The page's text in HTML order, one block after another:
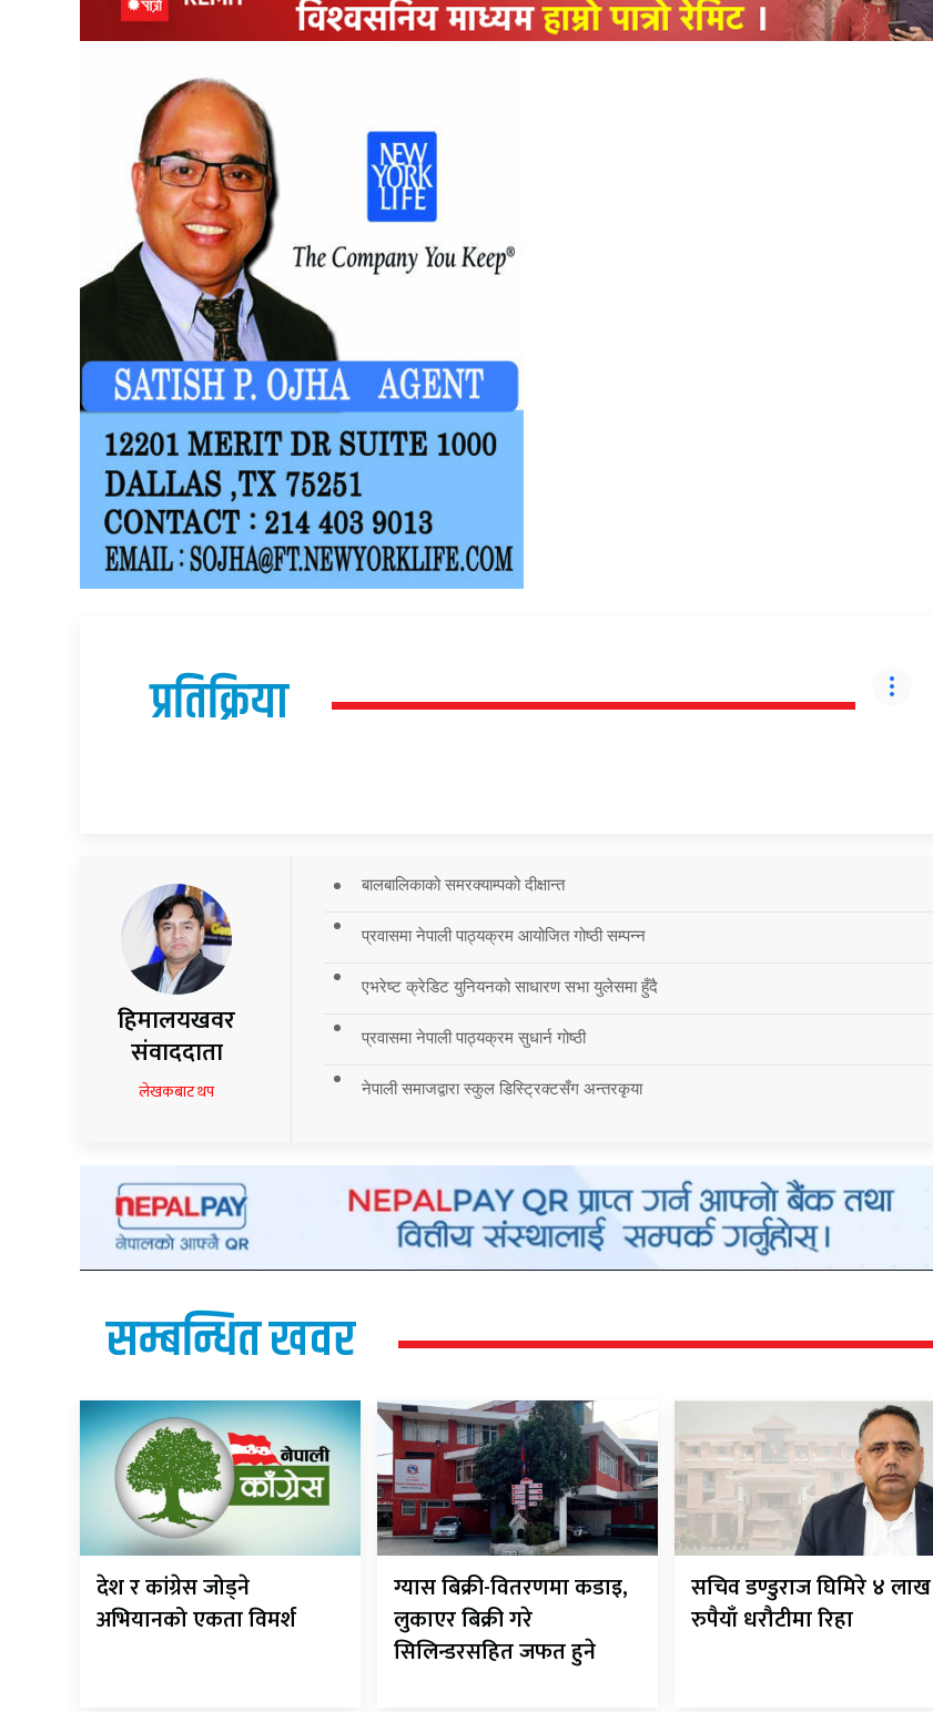
प्रतिक्रिया
हिमालयखवर
संवाददाता
लेखकबाट थप
बालबालिकाको समरक्याम्पको दीक्षान्त
प्रवासमा नेपाली पाठ्यक्रम आयोजित गोष्ठी सम्पन्न
एभरेष्ट क्रेडिट युनियनको साधारण सभा युलेसमा हुँदै
प्रवासमा नेपाली पाठ्यक्रम सुधार्न गोष्ठी
नेपाली समाजद्वारा स्कुल डिस्ट्रिक्टसँग अन्तरकृया
सम्बन्धित खवर
देश र कांग्रेस जोड्ने
अभियानको एकता विमर्श
ग्यास बिक्री-वितरणमा कडाइ,
लुकाएर बिक्री गरे
सिलिन्डरसहित जफत हुने
सचिव डण्डुराज घिमिरे ४ लाख
रुपैयाँ धरौटीमा रिहा